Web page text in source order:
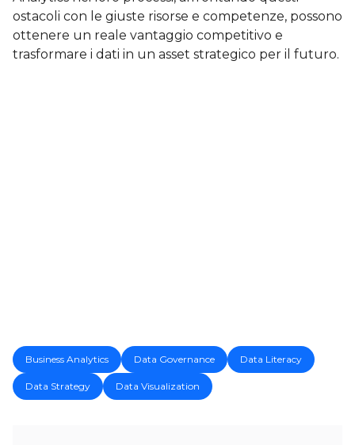
ostacoli con le giuste risorse e competenze, possono
ottenere un reale vantaggio competitivo e
trasformare i dati in un asset strategico per il futuro.
Business Analytics Data Governance Data Literacy
Data Strategy Data Visualization